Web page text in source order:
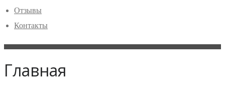
Отзывы
Контакты
Главная